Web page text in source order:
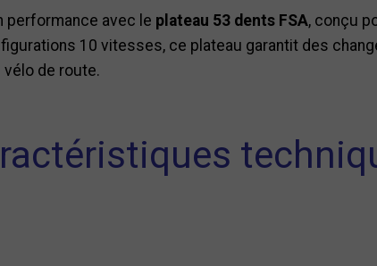
performance avec le plateau 53 dents FSA, conçu
10 vitesses, ce plateau garantit des
de route.